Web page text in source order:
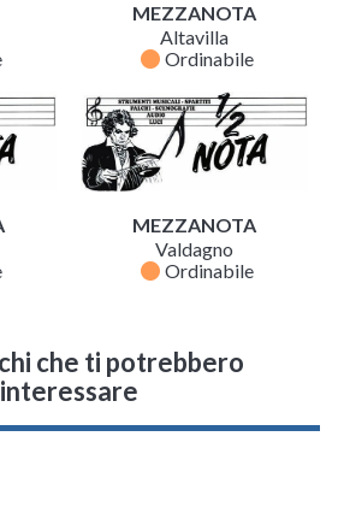
MEZZANOTA
Altavilla
fiber_manual_record Ordinabile
MEZZANOTA
Valdagno
fiber_manual_record Ordinabile
che ti potrebbero
interessare